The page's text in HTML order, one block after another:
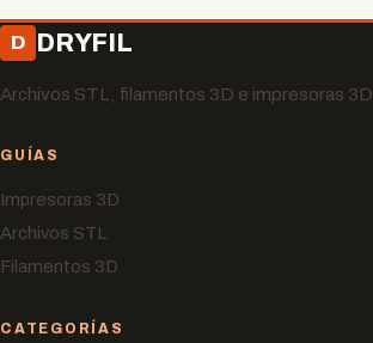
D DRYFIL
Archivos STL, filamentos 3D e impresoras 3D.
GUÍAS
Impresoras 3D
Archivos STL
Filamentos 3D
CATEGORÍAS